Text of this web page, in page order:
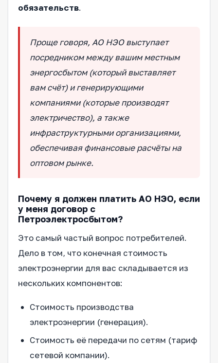
обязательств.
Проще говоря, АО НЭО выступает
посредником между вашим местным
энергосбытом (который выставляет
вам счёт) и генерирующими
компаниями (которые производят
электричество), а также
инфраструктурными организациями,
обеспечивая финансовые расчёты на
оптовом рынке.
Почему я должен платить АО НЭО, если
у меня договор с
Петроэлектросбытом?
Это самый частый вопрос потребителей.
Дело в том, что конечная стоимость
электроэнергии для вас складывается из
нескольких компонентов:
Стоимость производства
электроэнергии (генерация).
Стоимость её передачи по сетям (тариф
сетевой компании).